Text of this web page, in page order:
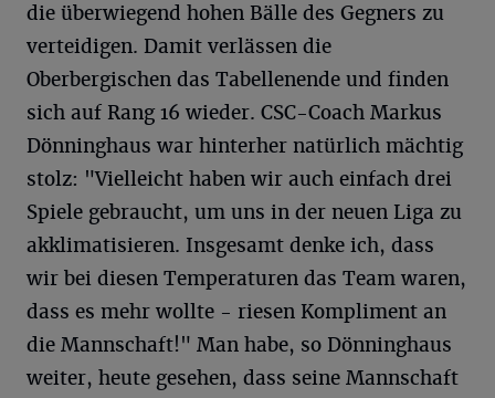
die überwiegend hohen Bälle des Gegners zu
verteidigen. Damit verlässen die
Oberbergischen das Tabellenende und finden
sich auf Rang 16 wieder. CSC-Coach Markus
Dönninghaus war hinterher natürlich mächtig
stolz: "Vielleicht haben wir auch einfach drei
Spiele gebraucht, um uns in der neuen Liga zu
akklimatisieren. Insgesamt denke ich, dass
wir bei diesen Temperaturen das Team waren,
dass es mehr wollte - riesen Kompliment an
die Mannschaft!" Man habe, so Dönninghaus
weiter, heute gesehen, dass seine Mannschaft